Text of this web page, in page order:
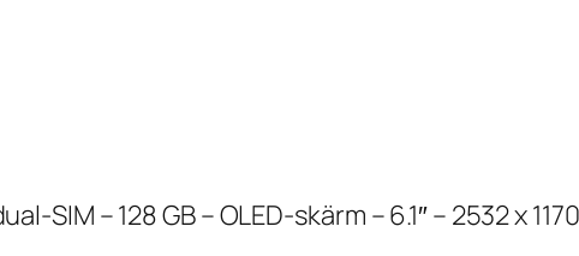
SIM – 128 GB – OLED-skärm – 6.1″ – 2532 x